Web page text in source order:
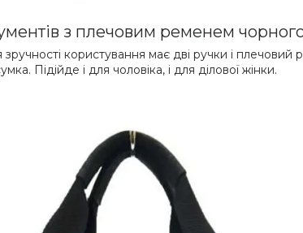
з плечовим ременем
користування має дві ручки і плечовий
Підійде і для чоловіка, і для ділової жінки.